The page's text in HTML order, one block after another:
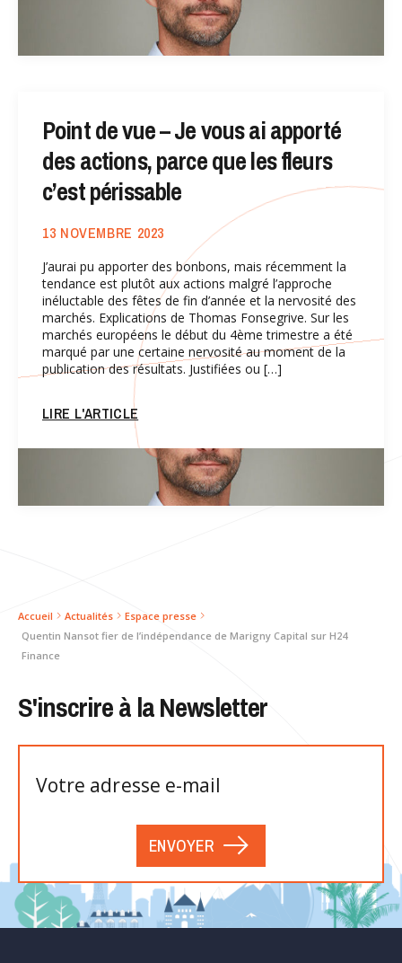
Point de vue – Je vous ai apporté
des actions, parce que les fleurs
c’est périssable
13 NOVEMBRE 2023
J’aurai pu apporter des bonbons, mais récemment la
tendance est plutôt aux actions malgré l’approche
inéluctable des fêtes de fin d’année et la nervosité des
marchés. Explications de Thomas Fonsegrive. Sur les
marchés européens le début du 4ème trimestre a été
marqué par une certaine nervosité au moment de la
publication des résultats. Justifiées ou […]
LIRE L'ARTICLE
Accueil Actualités
Espace presse
Quentin Nansot fier de l’indépendance de Marigny Capital sur H24
Finance
S'inscrire à la Newsletter
ENVOYER
Veuillez
laisser